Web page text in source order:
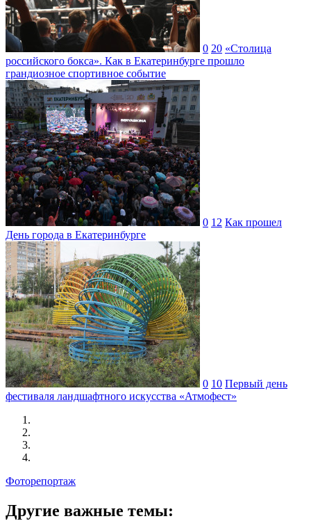
0 20 «Столица
российского бокса». Как в Екатеринбурге прошло
грандиозное спортивное событие
0 12 Как прошел
День города в Екатеринбурге
0 10 Первый день
фестиваля ландшафтного искусства «Атмофест»
Фоторепортаж
Другие важные темы: